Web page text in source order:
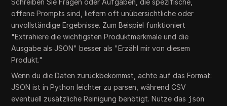
Schreiben Sie Fragen oder Aufgaben, die spezifische,
offene Prompts sind, liefern oft unübersichtliche oder
unvollständige Ergebnisse. Zum Beispiel funktioniert
"Extrahiere die wichtigsten Produktmerkmale und die
Ausgabe als JSON" besser als "Erzähl mir von diesem
Produkt."
Wenn du die Daten zurückbekommst, achte auf das Format:
JSON ist in Python leichter zu parsen, während CSV
eventuell zusätzliche Reinigung benötigt. Nutze das json